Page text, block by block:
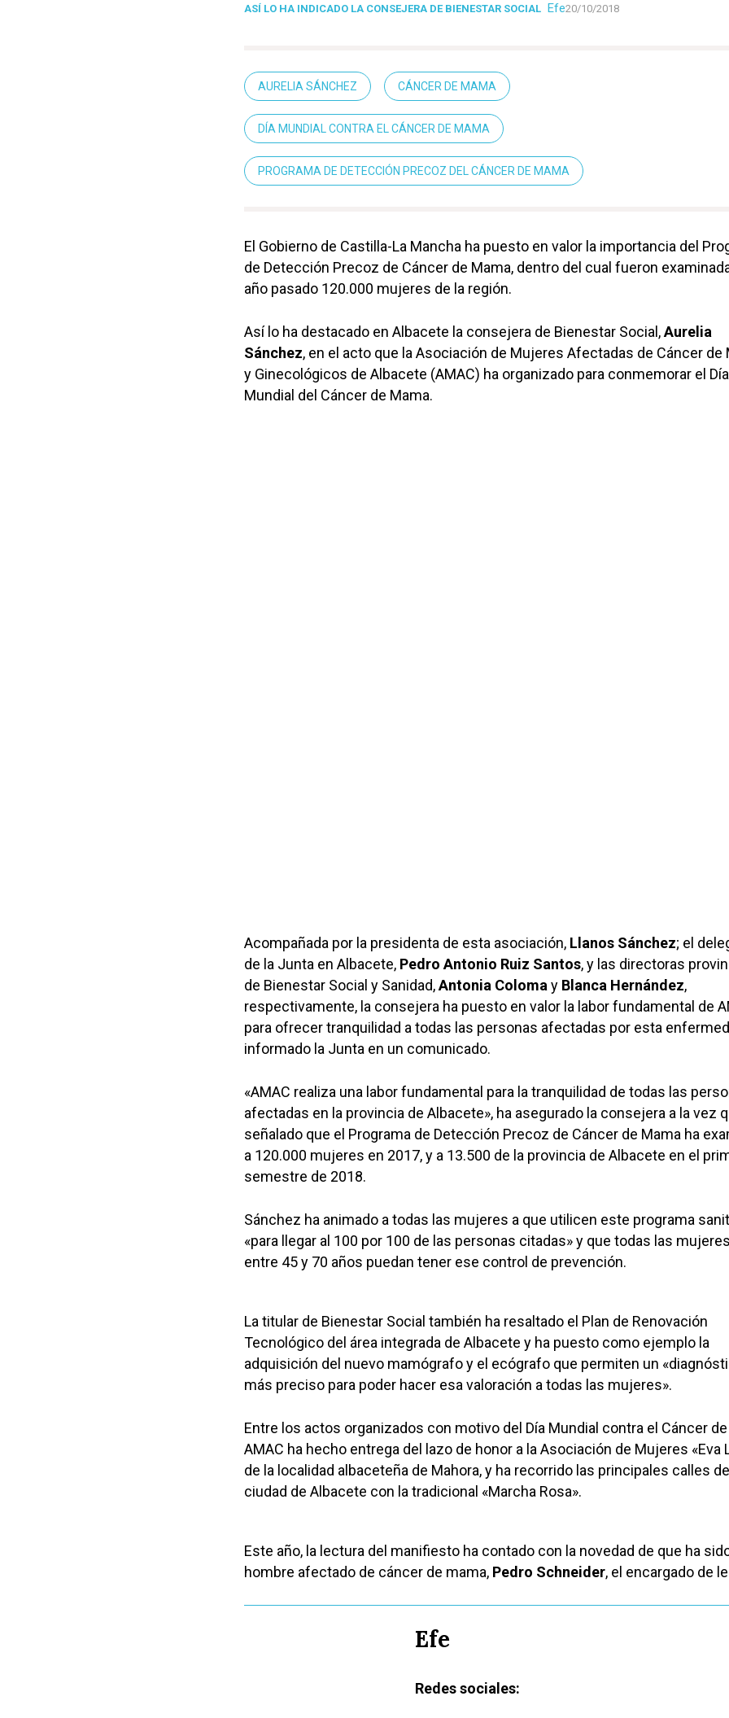
ASÍ LO HA INDICADO LA CONSEJERA DE BIENESTAR SOCIAL Efe20/10/2018
AURELIA SÁNCHEZ CÁNCER DE MAMA
DÍA MUNDIAL CONTRA EL CÁNCER DE MAMA
PROGRAMA DE DETECCIÓN PRECOZ DEL CÁNCER DE MAMA
El Gobierno de Castilla-La Mancha ha puesto en valor la importancia del
de Detección Precoz de Cáncer de Mama, dentro del cual fueron
año pasado 120.000 mujeres de la región.
Así lo ha destacado en Albacete la consejera de Bienestar Social,Aurelia
Sánchez, en el acto que la Asociación de Mujeres Afectadas de Cáncer de
y Ginecológicos de Albacete (AMAC) ha organizado para conmemorar el Día
Mundial del Cáncer de Mama.
Acompañada por la presidenta de esta asociación, Llanos Sánchez; el
de la Junta en Albacete, Pedro Antonio Ruiz Santos, y las directoras
de Bienestar Social y Sanidad,Antonia Coloma y Blanca Hernández,
respectivamente, la consejera ha puesto en valor la labor fundamental de
para ofrecer tranquilidad a todas las personas afectadas por esta
informado la Junta en un comunicado.
«AMAC realiza una labor fundamental para la tranquilidad de todas las
afectadas en la provincia de Albacete», ha asegurado la consejera a la vez
señalado que el Programa de Detección Precoz de Cáncer de Mama ha
a 120.000 mujeres en 2017, y a 13.500 de la provincia de Albacete en el
semestre de 2018.
Sánchez ha animado a todas las mujeres a que utilicen este programa
«para llegar al 100 por 100 de las personas citadas» y que todas las
entre 45 y 70 años puedan tener ese control de prevención.
La titular de Bienestar Social también ha resaltado el Plan de Renovación
Tecnológico del área integrada de Albacete y ha puesto como ejemplo la
adquisición del nuevo mamógrafo y el ecógrafo que permiten un
más preciso para poder hacer esa valoración a todas las mujeres».
Entre los actos organizados con motivo del Día Mundial contra el Cáncer
AMAC ha hecho entrega del lazo de honor a la Asociación de Mujeres «Eva
de la localidad albaceteña de Mahora, y ha recorrido las principales calles
ciudad de Albacete con la tradicional «Marcha Rosa».
Este año, la lectura del manifiesto ha contado con la novedad de que ha
hombre afectado de cáncer de mama, Pedro Schneider, el encargado de
Efe
Redes sociales: